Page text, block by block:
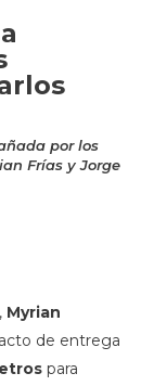
por los
Frías y Jorge
Myrian
de entrega
para